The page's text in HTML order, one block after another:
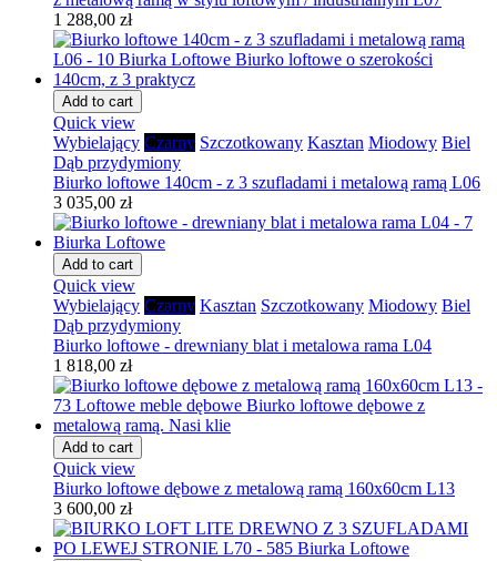
1 288,00 zł
Add to cart
Quick view
Wybielający Czarny Szczotkowany Kasztan Miodowy Biel
Dąb przydymiony
Biurko loftowe 140cm - z 3 szufladami i metalową ramą L06
3 035,00 zł
Add to cart
Quick view
Wybielający Czarny Kasztan Szczotkowany Miodowy Biel
Dąb przydymiony
Biurko loftowe - drewniany blat i metalowa rama L04
1 818,00 zł
Add to cart
Quick view
Biurko loftowe dębowe z metalową ramą 160x60cm L13
3 600,00 zł